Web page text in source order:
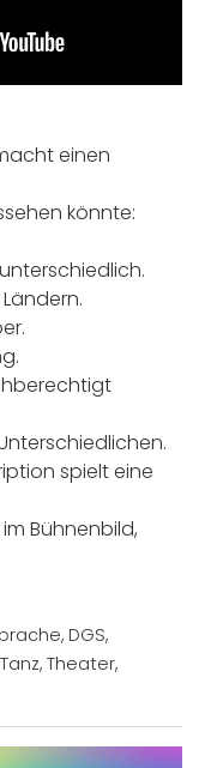
einen
könnte:
spielt eine
Bühnenbild,
, DGS,
Tanz, Theater,